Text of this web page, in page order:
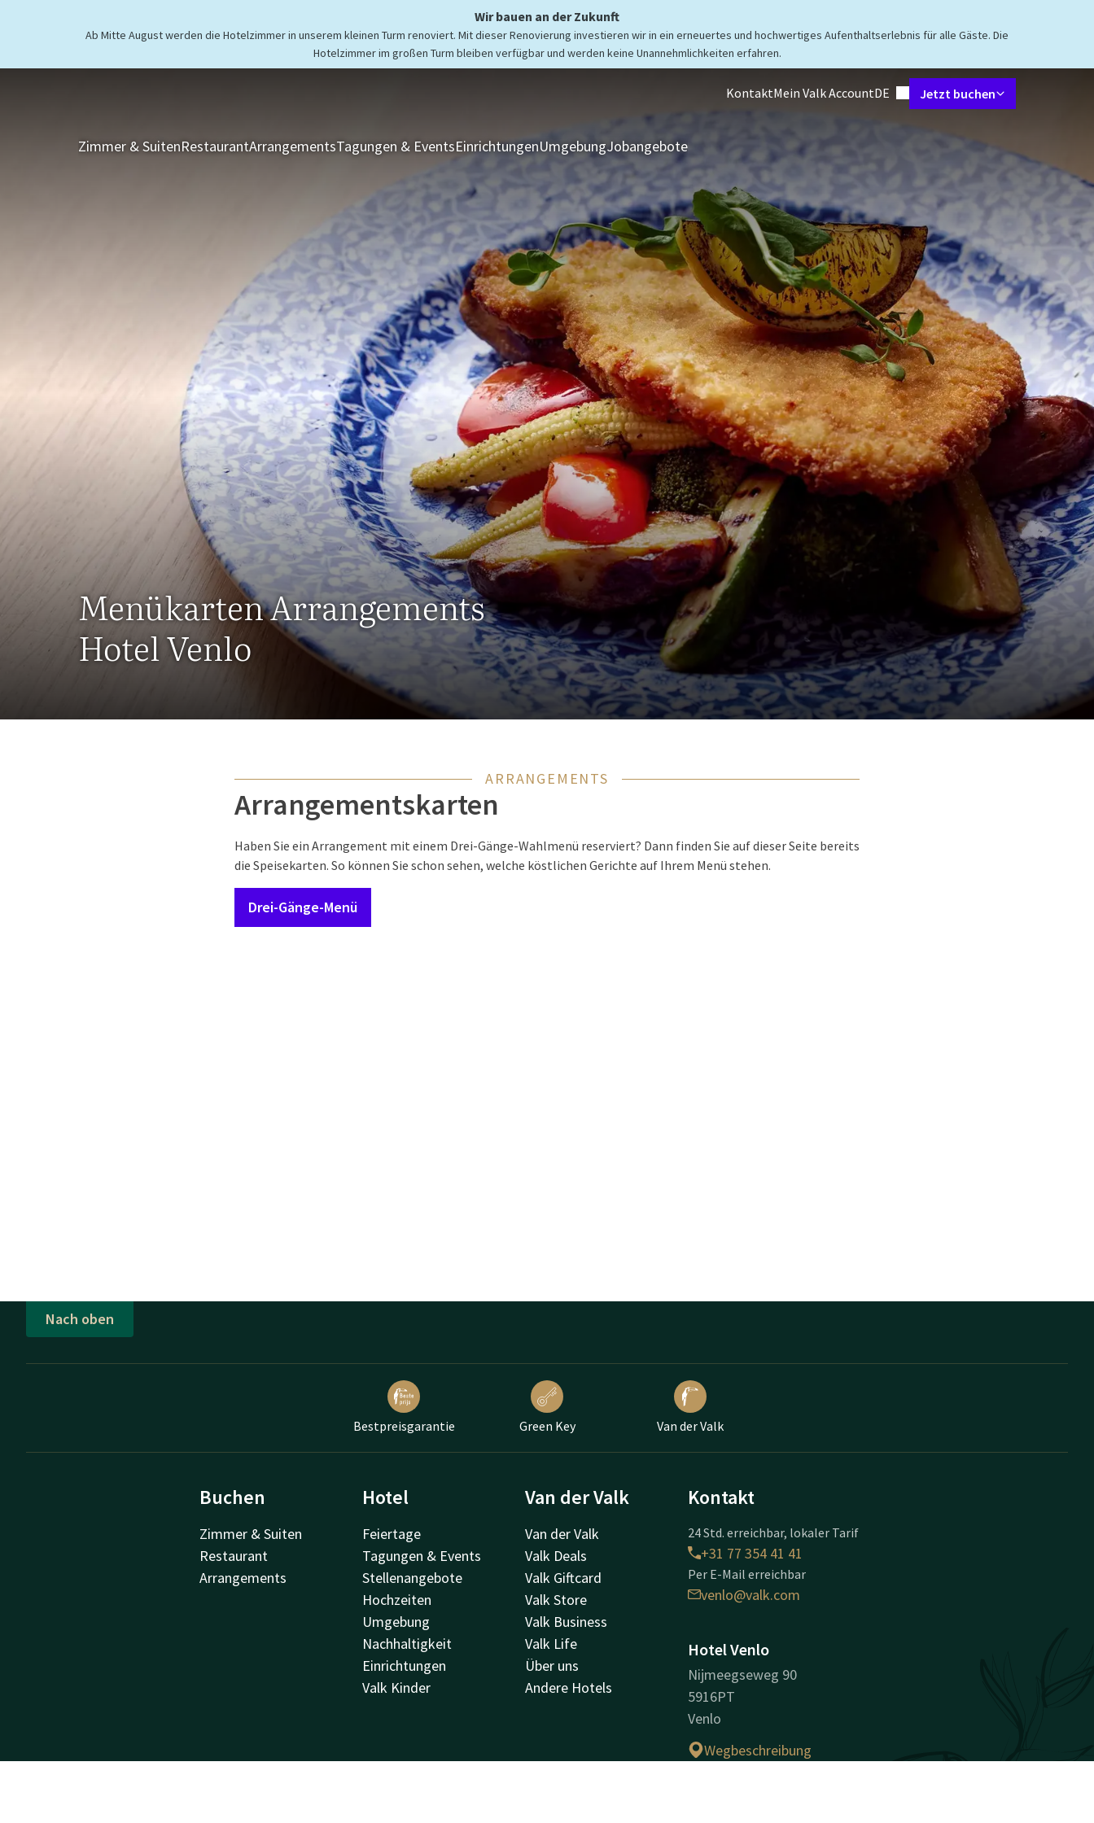
Wir bauen an der Zukunft
Ab Mitte August werden die Hotelzimmer in unserem kleinen Turm renoviert. Mit dieser Renovierung investieren wir in ein erneuertes und hochwertiges Aufenthaltserlebnis für alle Gäste. Die
Hotelzimmer im großen Turm bleiben verfügbar und werden keine Unannehmlichkeiten erfahren.
KontaktMein Valk AccountSprache einstellen
DE Jetzt buchen
Zimmer & SuitenRestaurantArrangementsTagungen & EventsEinrichtungenUmgebungJobangebote Restaurant Arrangements Tagungen & Events
Menükarten Arrangements
Hotel Venlo
ARRANGEMENTS
Arrangementskarten
Haben Sie ein Arrangement mit einem Drei-Gänge-Wahlmenü reserviert? Dann finden Sie auf dieser Seite bereits
die Speisekarten. So können Sie schon sehen, welche köstlichen Gerichte auf Ihrem Menü stehen.
Drei-Gänge-Menü
Nach oben
Bestpreisgarantie Green Key Van der Valk
Buchen
Zimmer & Suiten
Restaurant
Arrangements
Hotel
Feiertage
Tagungen & Events
Stellenangebote
Hochzeiten
Umgebung
Nachhaltigkeit
Einrichtungen
Valk Kinder
Van der Valk
Van der Valk
Valk Deals
Valk Giftcard
Valk Store
Valk Business
Valk Life
Über uns
Andere Hotels
Kontakt
24 Std. erreichbar, lokaler Tarif
+31 77 354 41 41
Per E-Mail erreichbar
venlo@valk.com
Hotel Venlo
Nijmeegseweg 90
5916PT
Venlo
Wegbeschreibung